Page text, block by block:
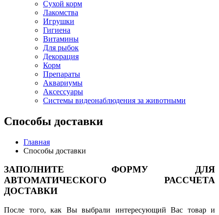
Сухой корм
Лакомства
Игрушки
Гигиена
Витамины
Для рыбок
Декорация
Корм
Препараты
Аквариумы
Аксессуары
Cистемы видеонаблюдения за животными
Способы доставки
Главная
Способы доставки
ЗАПОЛНИТЕ ФОРМУ ДЛЯ
АВТОМАТИЧЕСКОГО РАССЧЕТА
ДОСТАВКИ
После того, как Вы выбрали интересующий Вас товар и